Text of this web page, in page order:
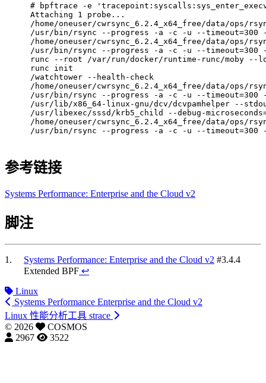
# bpftrace -e
Attaching 1 probe...
/home/oneuser/cwrsync_6.2.4_x64_free/data/ops/
/usr/bin/rsync --progress -a -c -u --timeout=300 -z
/home/oneuser/cwrsync_6.2.4_x64_free/data/ops/
/usr/bin/rsync --progress -a -c -u --timeout=300 -z
runc --root /var/run/docker/runtime-runc/moby --log /
runc init
/watchtower --health-check
/home/oneuser/cwrsync_6.2.4_x64_free/data/ops/
/usr/bin/rsync --progress -a -c -u --timeout=300 -z
/usr/lib/x86_64-linux-gnu/dcv/dcvpamhelper --
/usr/libexec/sssd/krb5_child --debug-
/home/oneuser/cwrsync_6.2.4_x64_free/data/ops/
/usr/bin/rsync --progress -a -c -u --timeout=300 -z
参考链接
Systems Performance: Enterprise and the Cloud v2
脚注
1. Systems Performance: Enterprise and the Cloud v2 #3.4.4
Extended BPF ↩
Linux
Systems Performance Enterprise and the Cloud v2
Linux 性能分析工具 strace
© 2026
COSMOS
2967
3522